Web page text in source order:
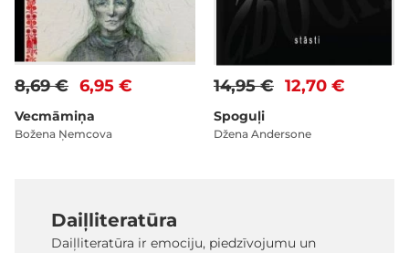
6,95 €
8,69 €
Vecmāmiņa
Božena Ņemcova
12,70 €
14,95 €
Spoguļi
Džena Andersone
Daiļliteratūra
Daiļliteratūra ir emociju, piedzīvojumu un